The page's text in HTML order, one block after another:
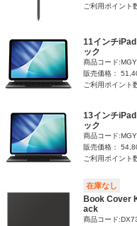
ご利用ポイント
11インチ
ック
商品コード
販売価格：
ご利用ポイント
13インチ
ック
商品コード
販売価格：
ご利用ポイント
在庫なし
Book Cover
ack
商品コード